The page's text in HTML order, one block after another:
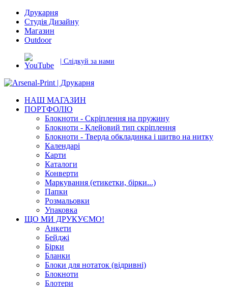
Друкарня
Студія Дизайну
Магазин
Outdoor
| Слідкуй за нами
НАШ МАГАЗИН
ПОРТФОЛІО
Блокноти - Скріплення на пружину
Блокноти - Клейовий тип скріплення
Блокноти - Тверда обкладинка і шитво на нитку
Календарі
Карти
Каталоги
Конверти
Маркування (етикетки, бірки...)
Папки
Розмальовки
Упаковка
ЩО МИ ДРУКУЄМО!
Анкети
Бейджі
Бірки
Бланки
Блоки для нотаток (відривні)
Блокноти
Блотери